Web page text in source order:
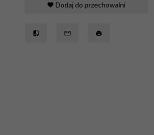
Dodaj do przechowalni